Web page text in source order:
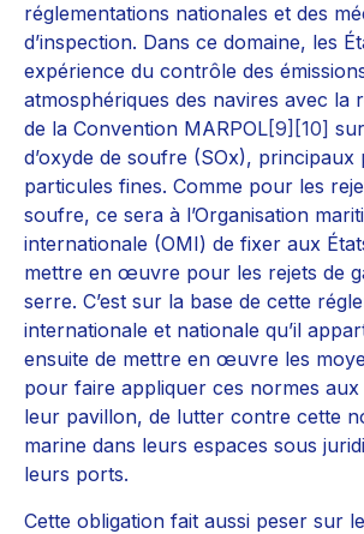
réglementations nationales et des
d’inspection. Dans ce domaine, les
expérience du contrôle des
atmosphériques des navires avec la
de la Convention MARPOL[9] [10]
d’oxyde de soufre (SOx),
particules fines. Comme pour les
soufre, ce sera à l’Organisation
internationale (OMI) de fixer aux
mettre en œuvre pour les rejets de
serre. C’est sur la base de cette
internationale et nationale qu’il
ensuite de mettre en œuvre les
pour faire appliquer ces normes
leur pavillon, de lutter contre cette
marine dans leurs espaces sous
leurs ports.
Cette obligation fait aussi peser sur